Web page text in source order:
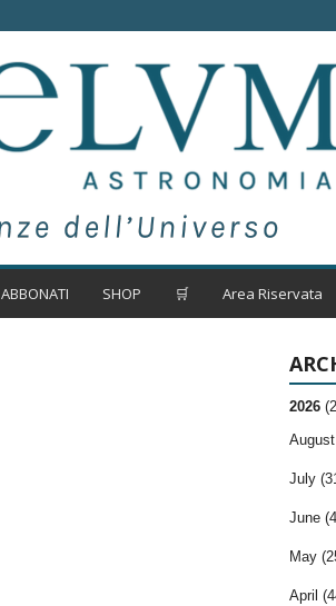
ABBONATI SHOP 🛒 Area Riservata
2026
July
June
May
April